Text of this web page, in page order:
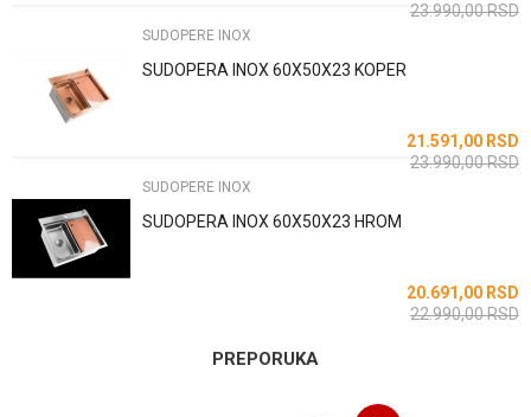
23.990,00RSD
SUDOPERE INOX
SUDOPERA INOX 60X50X23 KOPER
21.591,00 RSD
23.990,00RSD
SUDOPERE INOX
SUDOPERA INOX 60X50X23 HROM
20.691,00 RSD
22.990,00RSD
PREPORUKA